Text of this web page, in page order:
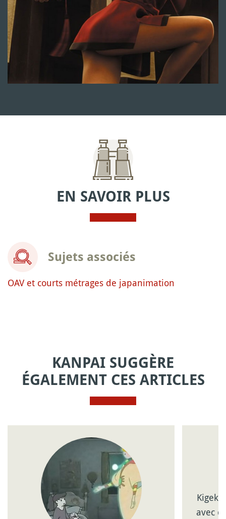
EN SAVOIR PLUS
Sujets associés
OAV et courts métrages de japanimation
KANPAI SUGGÈRE
ÉGALEMENT CES ARTICLES
avec